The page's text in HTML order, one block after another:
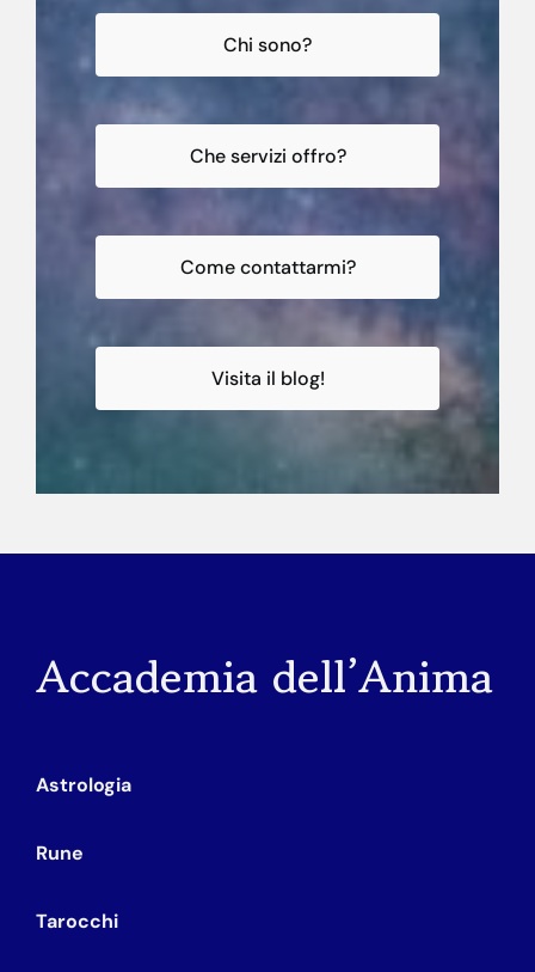
Chi sono?
Che servizi offro?
Come contattarmi?
Visita il blog!
Accademia dell’Anima
Astrologia
Rune
Tarocchi